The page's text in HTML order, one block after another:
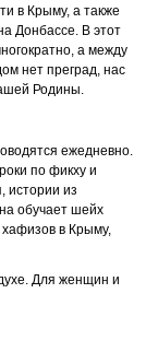
в Крыму, а также
Донбассе. В этот
а между
нет преград, нас
Родины.
ежедневно.
по фикху и
истории из
обучает шейх
в Крыму,
Для женщин и